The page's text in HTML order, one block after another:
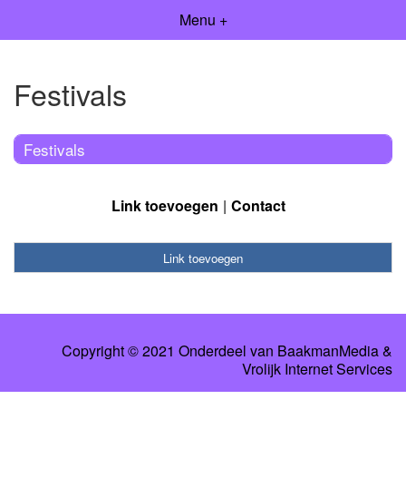
Menu +
Festivals
Festivals
Link toevoegen Contact
Link toevoegen
Copyright © 2021 Onderdeel van BaakmanMedia&
Vrolijk Internet Services